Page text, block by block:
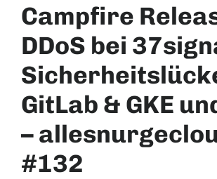
Campfire
DDoS bei
GitLab & GKE
–
#132